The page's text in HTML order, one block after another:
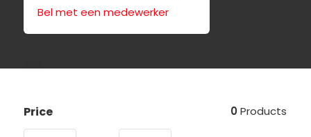
Bel met een medewerker
Price 0Products